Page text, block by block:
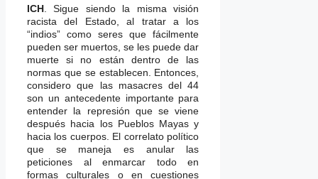
ICH . Sigue siendo la misma visión
racista del Estado, al tratar a los
“indios” como seres que fácilmente
pueden ser muertos, se les puede dar
muerte si no están dentro de las
normas que se establecen. Entonces,
considero que las masacres del 44
son un antecedente importante para
entender la represión que se viene
después hacia los Pueblos Mayas y
hacia los cuerpos. El correlato político
que se maneja es anular las
peticiones al enmarcar todo en
formas culturales o en cuestiones